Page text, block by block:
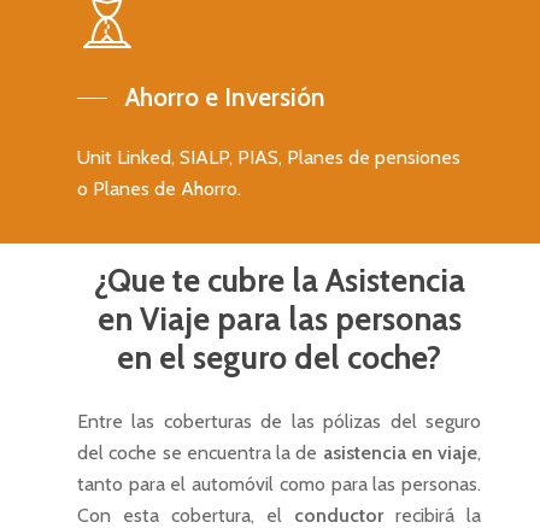
Ahorro e Inversión
Unit Linked, SIALP, PIAS, Planes de pensiones
o Planes de Ahorro.
¿Que te cubre la Asistencia
en Viaje para las personas
en el seguro del coche?
Entre las coberturas de las pólizas del seguro
del coche se encuentra la de asistencia en viaje,
tanto para el automóvil como para las personas.
Con esta cobertura, el conductorrecibirá la
Seguro colectivo de
Seguro colectivo de
empresas
Seguro colectivo de
para empresas
Seguros de empresa
Seguros de ahorro
Contacto
C/ San Vicente Mártir 77-
T: +34 637 466 039